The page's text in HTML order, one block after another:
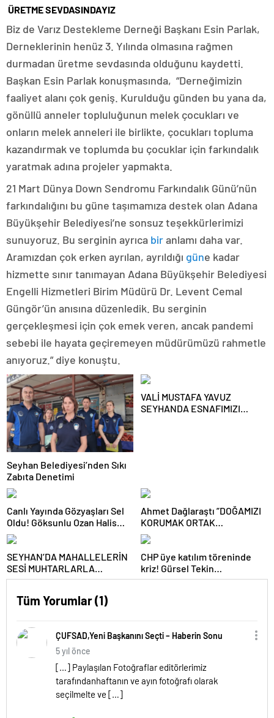
ÜRETME SEVDASINDAYIZ
Biz de Varız Destekleme Derneği Başkanı Esin Parlak,
Derneklerinin henüz 3. Yılında olmasına rağmen
durmadan üretme sevdasında olduğunu kaydetti.
Başkan Esin Parlak konuşmasında, “Derneğimizin
faaliyet alanı çok geniş. Kurulduğu günden bu yana da,
gönüllü anneler topluluğunun melek çocukları ve
onların melek anneleri ile birlikte, çocukları topluma
kazandırmak ve toplumda bu çocuklar için farkındalık
yaratmak adına projeler yapmakta.
21 Mart Dünya Down Sendromu Farkındalık Günü’nün
farkındalığını bu güne taşımamıza destek olan Adana
Büyükşehir Belediyesi’ne sonsuz teşekkürlerimizi
sunuyoruz. Bu serginin ayrıca biranlamı daha var.
Aramızdan çok erken ayrılan, ayrıldığı güne kadar
hizmette sınır tanımayan Adana Büyükşehir Belediyesi
Engelli Hizmetleri Birim Müdürü Dr. Levent Cemal
Güngör’ün anısına düzenledik. Bu serginin
gerçekleşmesi için çok emek veren, ancak pandemi
sebebi ile hayata geçiremeyen müdürümüzü rahmetle
anıyoruz.” diye konuştu.
Seyhan Belediyesi’nden Sıkı
Zabıta Denetimi
VALİ MUSTAFA YAVUZ
SEYHANDA ESNAFIMIZI
Canlı Yayında Gözyaşları Sel
Oldu! Göksunlu Ozan Halis
Bey Sazı Eline Aldı, Stüdyo
Buz Kesti!
Ahmet Dağlaraştı ”DOĞAMIZI
KORUMAK ORTAK
SORUMLULUĞUMUZDUR”
SEYHAN’DA MAHALLELERİN
SESİ MUHTARLARLA
DİNLENİYOR
CHP üye katılım töreninde
kriz! Gürsel Tekin
sahnedekilere böyle fırça attı
Tüm Yorumlar (1)
ÇUFSAD,Yeni Başkanını Seçti – Haberin Sonu
5 yıl önce
[…] Paylaşılan Fotoğraflar editörlerimiz
tarafındanhaftanın ve ayın fotoğrafı olarak
seçilmelte ve […]